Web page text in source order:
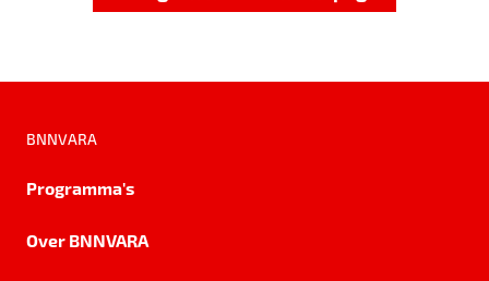
BNNVARA
Programma's
Over BNNVARA